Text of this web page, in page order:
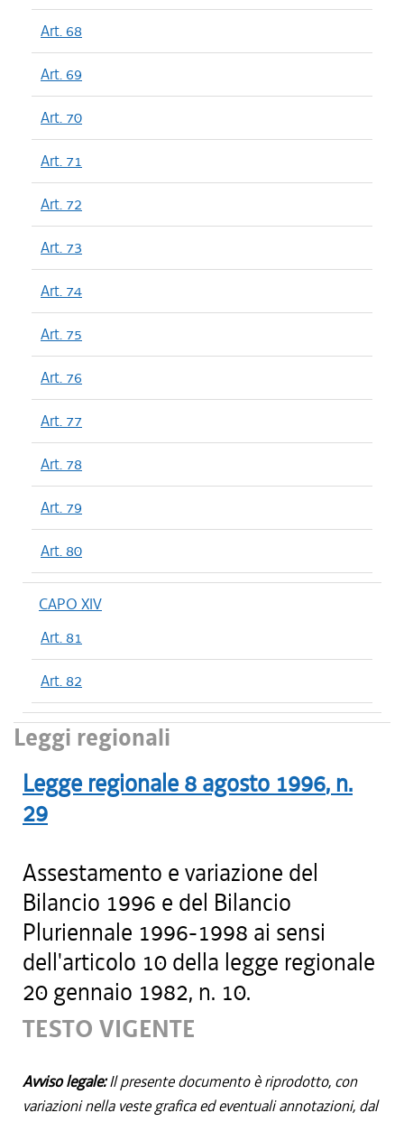
Art. 68
Art. 69
Art. 70
Art. 71
Art. 72
Art. 73
Art. 74
Art. 75
Art. 76
Art. 77
Art. 78
Art. 79
Art. 80
CAPO XIV
Art. 81
Art. 82
Leggi regionali
Legge regionale 8 agosto 1996, n.
29
Assestamento e variazione del
Bilancio 1996 e del Bilancio
Pluriennale 1996-1998 ai sensi
dell'articolo 10 della legge regionale
20 gennaio 1982, n. 10.
TESTO VIGENTE
Avviso legale:Il presente documento è riprodotto, con
variazioni nella veste grafica ed eventuali annotazioni, dal